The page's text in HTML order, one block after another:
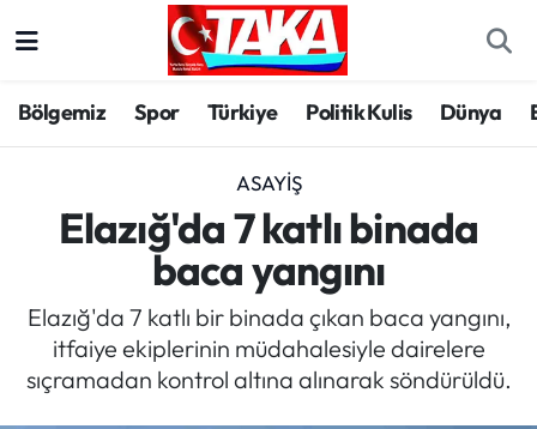
Bölgemiz Spor Türkiye Politik Kulis Dünya
ASAYIŞ
Elazığ'da 7 katlı binada
baca yangını
Elazığ'da 7 katlı bir binada çıkan baca yangını,
itfaiye ekiplerinin müdahalesiyle dairelere
sıçramadan kontrol altına alınarak söndürüldü.
Spor
Türkiye
Kültür/Sanat
Politika
Politik Kulis
Trabzon Hava Durumu
Trabzon Trafik Yoğunluk Haritası
Süper Lig Puan Durumu ve Fikstür
Tüm Manşetler
Son Dakika Haberleri